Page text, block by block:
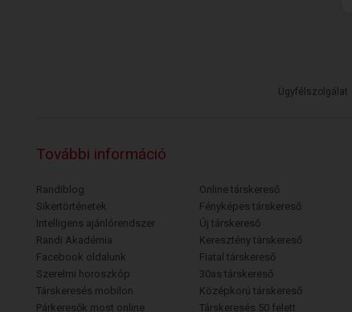
Ügyfélszolgálat
További információ
Randiblog
Sikertörténetek
Intelligens ajánlórendszer
Randi Akadémia
Facebook oldalunk
Szerelmi horoszkóp
Társkeresés mobilon
Párkeresők most online
Online társkereső
Fényképes társkereső
Új társkereső
Keresztény társkereső
Fiatal társkereső
30as társkereső
Középkorú társkereső
Társkeresés 50 felett